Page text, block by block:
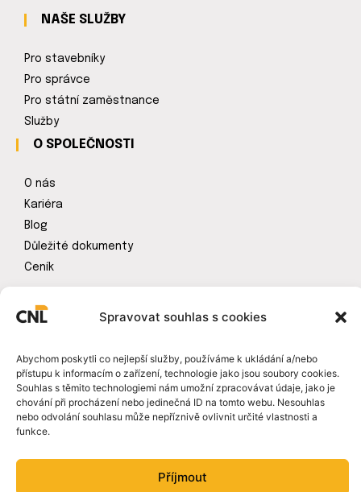
Spravovat souhlas s cookies
Abychom poskytli co nejlepší služby, používáme k ukládání a/nebo
přístupu k informacím o zařízení, technologie jako jsou soubory cookies.
Souhlas s těmito technologiemi nám umožní zpracovávat údaje, jako je
chování při procházení nebo jedinečná ID na tomto webu. Nesouhlas
nebo odvolání souhlasu může nepříznivě ovlivnit určité vlastnosti a
funkce.
Příjmout
NAŠE SLUŽBY
Pro stavebníky
Pro správce
Pro státní zaměstnance
Služby
O SPOLEČNOSTI
O nás
Kariéra
Blog
Důležité dokumenty
Ceník
Brno – Zábrdovice, 602 00
schůzky po domluvě
+420 222 261 001
info@cnlinvest.cz